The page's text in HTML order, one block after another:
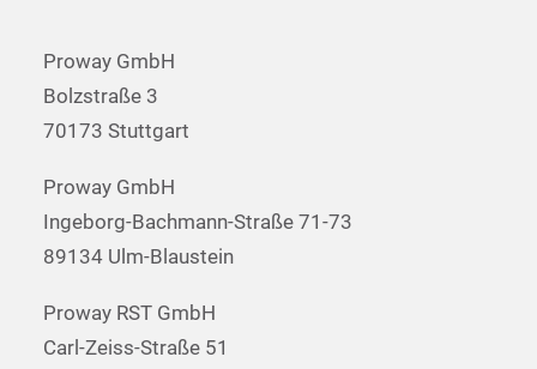
Proway GmbH
Bolzstraße 3
70173 Stuttgart
Proway GmbH
Ingeborg-Bachmann-Straße 71-73
89134 Ulm-Blaustein
Proway RST GmbH
Carl-Zeiss-Straße 51